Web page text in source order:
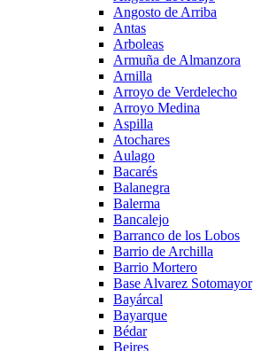
Angosto de Arriba
Antas
Arboleas
Armuña de Almanzora
Arnilla
Arroyo de Verdelecho
Arroyo Medina
Aspilla
Atochares
Aulago
Bacarés
Balanegra
Balerma
Bancalejo
Barranco de los Lobos
Barrio de Archilla
Barrio Mortero
Base Alvarez Sotomayor
Bayárcal
Bayarque
Bédar
Beires